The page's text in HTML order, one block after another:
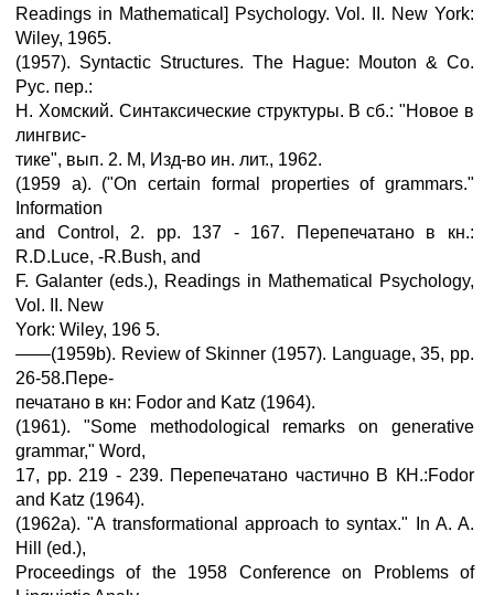
Readings in Mathematical] Psychology. Vol. II. New York:
Wiley, 1965.
(1957). Syntactic Structures. The Hague: Mouton & Co.
Рус. пер.:
H. Хомский. Синтаксические структуры. В сб.: "Новое в
лингвис-
тике", вып. 2. М, Изд-во ин. лит., 1962.
(1959 а). ("On certain formal properties of grammars."
Information
and Control, 2. pp. 137 - 167. Перепечатано в кн.:
R.D.Luce, -R.Bush, and
F. Galanter (eds.), Readings in Mathematical Psychology,
Vol. II. New
York: Wiley, 196 5.
——(1959b). Review of Skinner (1957). Language, 35, pp.
26-58.Пере-
печатано в кн: Fodor and Katz (1964).
(1961). "Some methodological remarks on generative
grammar," Word,
17, pp. 219 - 239. Перепечатано частично В КН.:Fodor
and Katz (1964).
(1962a). "A transformational approach to syntax." In A. A.
Hill (ed.),
Proceedings of the 1958 Conference on Problems of